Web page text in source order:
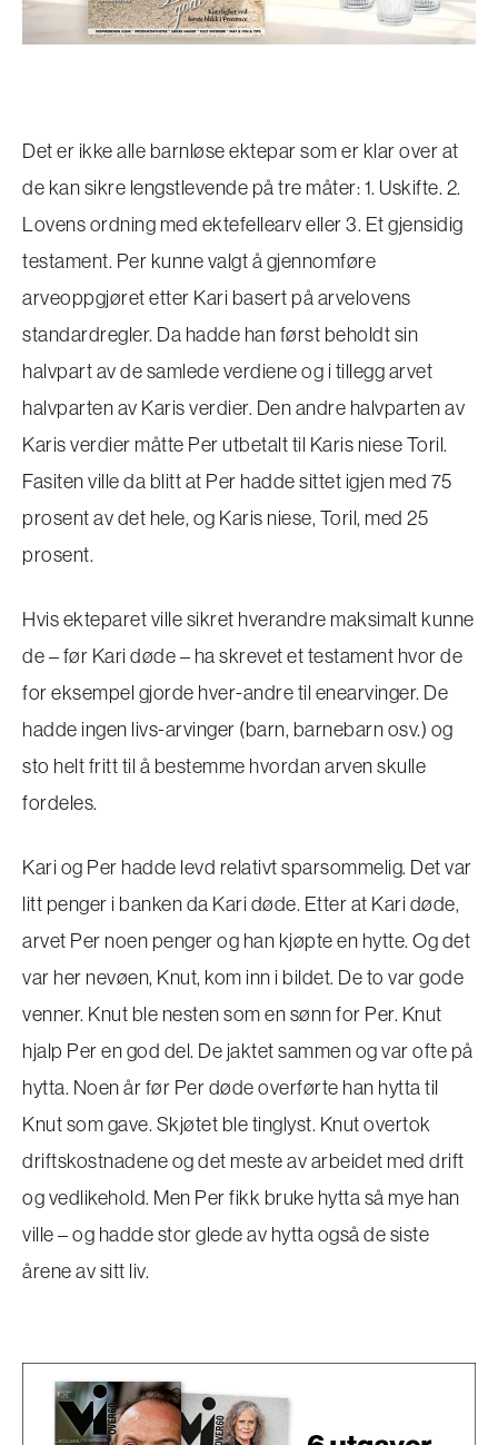
Det er ikke alle barnløse ektepar som er klar over at
de kan sikre lengstlevende på tre måter: 1. Uskifte. 2.
Lovens ordning med ektefellearv eller 3. Et gjensidig
testament. Per kunne valgt å gjennomføre
arveoppgjøret etter Kari basert på arvelovens
standardregler. Da hadde han først beholdt sin
halvpart av de samlede verdiene og i tillegg arvet
halvparten av Karis verdier. Den andre halvparten av
Karis verdier måtte Per utbetalt til Karis niese Toril.
Fasiten ville da blitt at Per hadde sittet igjen med 75
prosent av det hele, og Karis niese, Toril, med 25
prosent.
Hvis ekteparet ville sikret hverandre maksimalt kunne
de – før Kari døde – ha skrevet et testament hvor de
for eksempel gjorde hver-andre til enearvinger. De
hadde ingen livs-arvinger (barn, barnebarn osv.) og
sto helt fritt til å bestemme hvordan arven skulle
fordeles.
Kari og Per hadde levd relativt sparsommelig. Det var
litt penger i banken da Kari døde. Etter at Kari døde,
arvet Per noen penger og han kjøpte en hytte. Og det
var her nevøen, Knut, kom inn i bildet. De to var gode
venner. Knut ble nesten som en sønn for Per. Knut
hjalp Per en god del. De jaktet sammen og var ofte på
hytta. Noen år før Per døde overførte han hytta til
Knut som gave. Skjøtet ble tinglyst. Knut overtok
driftskostnadene og det meste av arbeidet med drift
og vedlikehold. Men Per fikk bruke hytta så mye han
ville – og hadde stor glede av hytta også de siste
årene av sitt liv.